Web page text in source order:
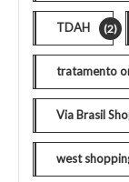
TDAH (2)
tratamento
Via Brasil
west